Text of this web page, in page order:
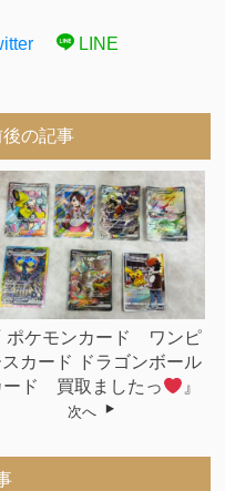
LINE
の記事
ポケモンカード ワンピ
スカード ドラゴンボール
ード 買取ましたっ
』
次へ